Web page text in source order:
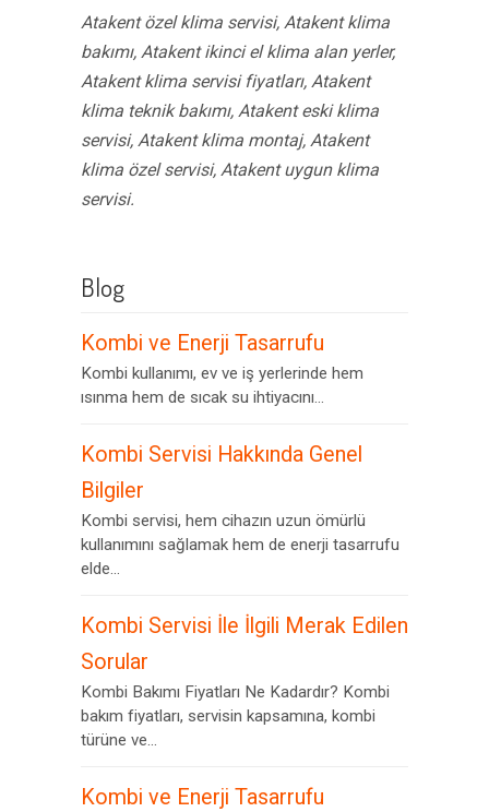
Atakent özel klima servisi, Atakent klima
bakımı, Atakent ikinci el klima alan yerler,
Atakent klima servisi fiyatları, Atakent
klima teknik bakımı, Atakent eski klima
servisi, Atakent klima montaj, Atakent
klima özel servisi, Atakent uygun klima
servisi.
Blog
Kombi ve Enerji Tasarrufu
Kombi kullanımı, ev ve iş yerlerinde hem
ısınma hem de sıcak su ihtiyacını...
Kombi Servisi Hakkında Genel
Bilgiler
Kombi servisi, hem cihazın uzun ömürlü
kullanımını sağlamak hem de enerji tasarrufu
elde...
Kombi Servisi İle İlgili Merak Edilen
Sorular
Kombi Bakımı Fiyatları Ne Kadardır? Kombi
bakım fiyatları, servisin kapsamına, kombi
türüne ve...
Kombi ve Enerji Tasarrufu